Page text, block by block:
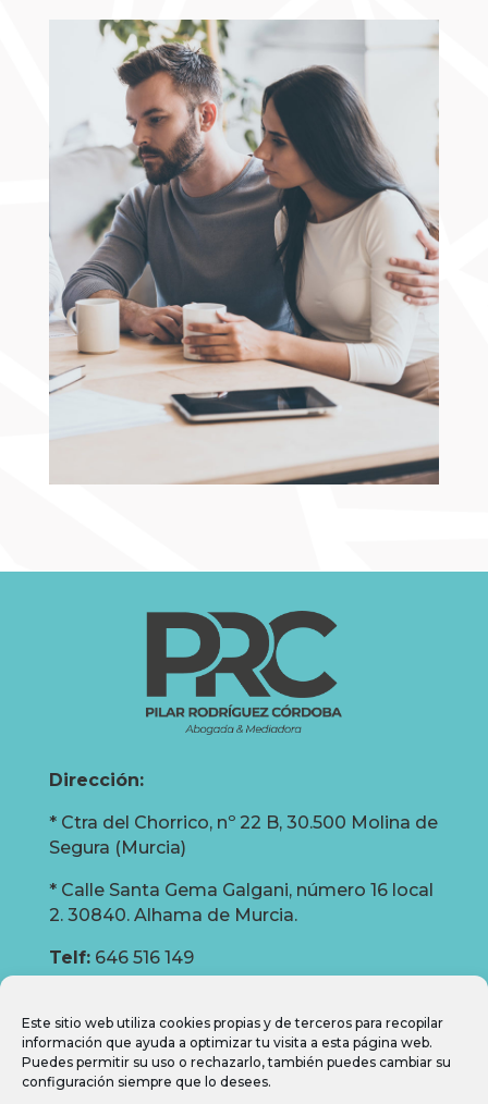
Este sitio web utiliza cookies propias y de terceros para recopilar
información que ayuda a optimizar tu visita a esta página web.
Puedes permitir su uso o rechazarlo, también puedes cambiar su
configuración siempre que lo desees.
Dirección:
* Ctra del Chorrico, nº 22 B, 30.500 Molina de
Segura (Murcia)
* Calle Santa Gema Galgani, número 16 local
2. 30840. Alhama de Murcia.
Telf:646 516 149